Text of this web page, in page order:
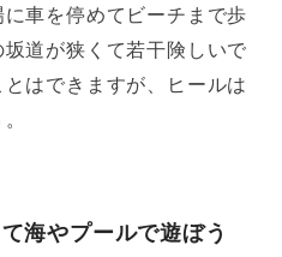
車を停めてビーチまで歩
道が狭くて若干険しいで
はできますが、ヒールは
海やプールで遊ぼう